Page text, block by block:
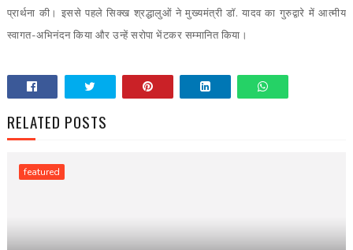
प्रार्थना की। इससे पहले सिक्ख श्रद्धालुओं ने मुख्यमंत्री डॉ. यादव का गुरुद्वारे में आत्मीय
स्वागत-अभिनंदन किया और उन्हें सरोपा भेंटकर सम्मानित किया।
RELATED POSTS
featured